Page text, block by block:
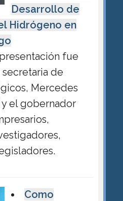
Desarrollo de
Hidrógeno en
fue
de
Mercedes
el gobernador
Como